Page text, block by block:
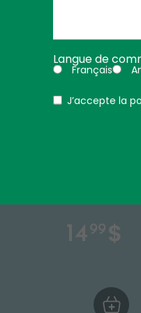
1499 $
Langue de
Français
Politique
J’accepte la